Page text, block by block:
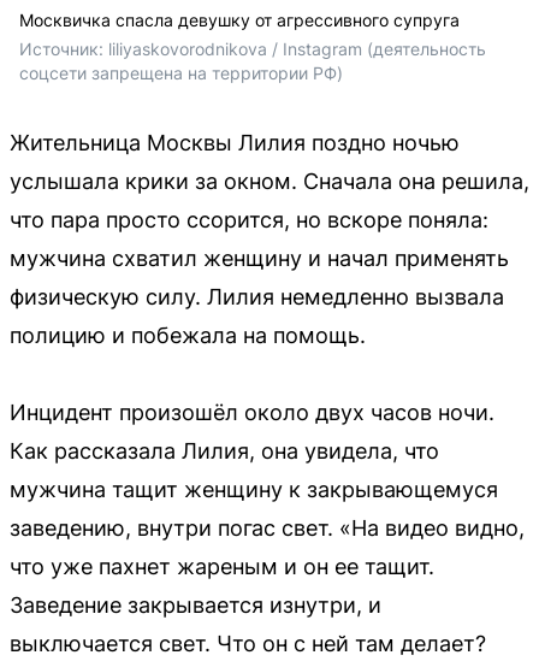
Москвичка спасла девушку от агрессивного супруга
Источник: liliyaskovorodnikova / Instagram (деятельность
соцсети запрещена на территории РФ)
Жительница Москвы Лилия поздно ночью
услышала крики за окном. Сначала она решила,
что пара просто ссорится, но вскоре поняла:
мужчина схватил женщину и начал применять
физическую силу. Лилия немедленно вызвала
полицию и побежала на помощь.
Инцидент произошёл около двух часов ночи.
Как рассказала Лилия, она увидела, что
мужчина тащит женщину к закрывающемуся
заведению, внутри погас свет. «На видео видно,
что уже пахнет жареным и он ее тащит.
Заведение закрывается изнутри, и
выключается свет. Что он с ней там делает?